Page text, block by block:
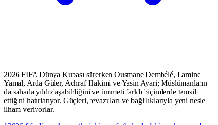
2026 FIFA Dünya Kupası sürerken Ousmane Dembélé, Lamine
Yamal, Arda Güler, Achraf Hakimi ve Yasin Ayari; Müslümanların
da sahada yıldızlaşabildiğini ve ümmeti farklı biçimlerde temsil
ettiğini hatırlatıyor. Güçleri, tevazuları ve bağlılıklarıyla yeni nesle
ilham veriyorlar.